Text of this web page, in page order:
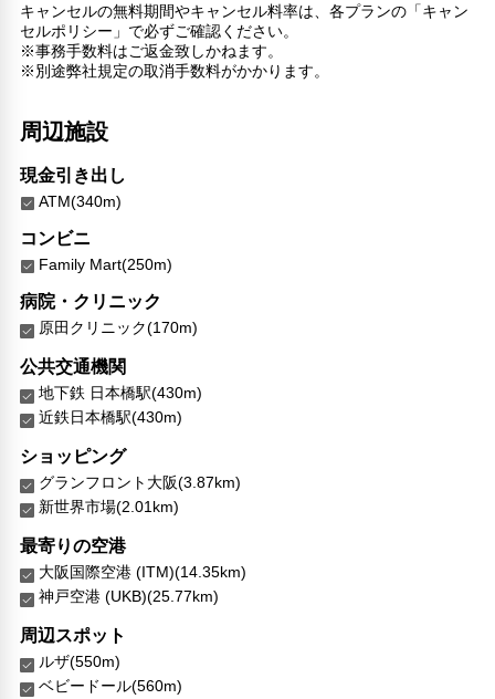
キャンセルの無料期間やキャンセル料率は、各プランの「キャン
セルポリシー」で必ずご確認ください。
※事務手数料はご返金致しかねます。
※別途弊社規定の取消手数料がかかります。
周辺施設
現金引き出し
ATM(340m)
コンビニ
Family Mart(250m)
病院・クリニック
原田クリニック(170m)
公共交通機関
地下鉄 日本橋駅(430m)
近鉄日本橋駅(430m)
ショッピング
グランフロント大阪(3.87km)
新世界市場(2.01km)
最寄りの空港
大阪国際空港 (ITM)(14.35km)
神戸空港 (UKB)(25.77km)
周辺スポット
ルザ(550m)
ベビードール(560m)